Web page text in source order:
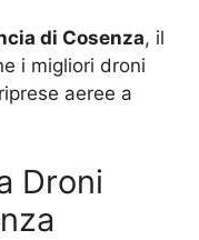
di Cosenza, il
i migliori droni
aeree a
Droni